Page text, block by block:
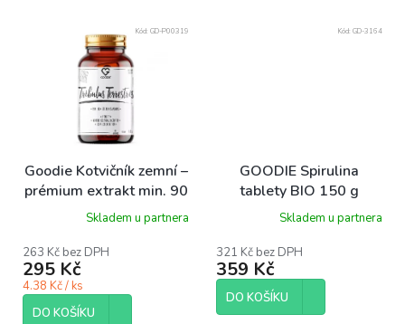
Goodie Kotvičník zemní –
prémium extrakt min. 90
% saponins, 60 ks
Skladem u partnera
263 Kč bez DPH
295 Kč
4.38 Kč / ks
DO KOŠÍKU
Kód: GD-P00319
GOODIE Spirulina
tablety BIO 150 g
Skladem u partnera
321 Kč bez DPH
359 Kč
DO KOŠÍKU
Kód: GD-3164